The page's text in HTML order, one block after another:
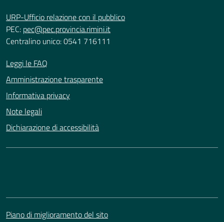
URP-Ufficio relazione con il pubblico
PEC: pec@pec.provincia.rimini.it
Centralino unico: 0541 716111
Leggi le FAQ
Amministrazione trasparente
Informativa privacy
Note legali
Dichiarazione di accessibilità
Piano di miglioramento del sito